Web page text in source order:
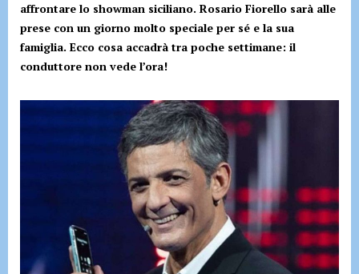
affrontare lo showman siciliano. Rosario Fiorello sarà alle
prese con un giorno molto speciale per sé e la sua
famiglia. Ecco cosa accadrà tra poche settimane: il
conduttore non vede l’ora!